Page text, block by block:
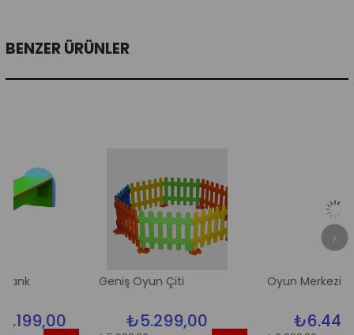
BENZER ÜRÜNLER
Geniş Oyun Çiti
₺5.299,00
Oyun Merkezi Çit
₺6.449,00